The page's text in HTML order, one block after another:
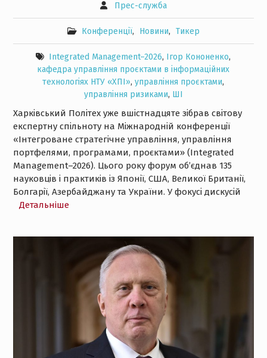
Прес-служба
Конференції, Новини, Тикер
Integrated Management–2026, Ігор Кононенко,
кафедра управління проєктами в інформаційних
технологіях НТУ «ХПІ»,управління проєктами,
управління ризиками, ШІ
Харківський Політех уже вшістнадцяте зібрав світову
експертну спільноту на Міжнародній конференції
«Інтегроване стратегічне управління, управління
портфелями, програмами, проєктами» (Integrated
Management–2026). Цього року форум об’єднав 135
науковців і практиків із Японії, США, Великої Британії,
Болгарії, Азербайджану та України. У фокусі дискусій
Детальнiше